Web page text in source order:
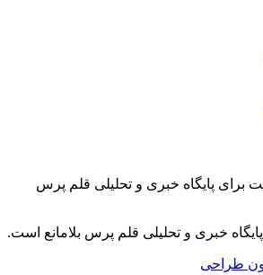
برای پایگاه خبری و تحلیلی قلم پرس
خبری و تحلیلی قلم پرس بلامانع است.
طراحی